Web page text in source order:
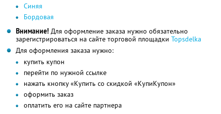
Синяя
Бордовая
Внимание! Для оформление заказа нужно обязательно
зарегистрироваться на сайте торговой площадки Topsdelka
Для оформления заказа нужно:
купить купон
перейти по нужной ссылке
нажать кнопку «Купить со скидкой «КупиКупон»
оформить заказ
оплатить его на сайте партнера